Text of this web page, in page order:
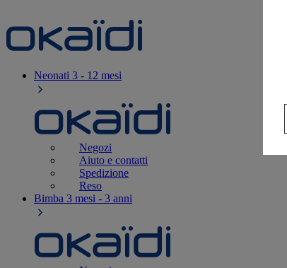
Neonati 3 - 12 mesi
Negozi
Aiuto e contatti
Spedizione
Reso
Bimba 3 mesi - 3 anni